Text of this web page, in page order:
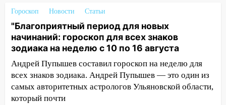
Ульяновске отменили фестиваль «Наше
время»
16:17 Мелекесский район первым в
Ульяновской области намолотил более
100 тысяч тонн зерна
15:17 В колледжи и техникумы
Ульяновской области подали более 10
тысяч заявлений
Гороскоп Новости Статьи
"Благоприятный период для новых
начинаний: гороскоп для всех знаков
зодиака на неделю с 10 по 16 августа
Андрей Пупышев составил гороскоп на неделю для
всех знаков зодиака. Андрей Пупышев — это один из
самых авторитетных астрологов Ульяновской области,
который почти